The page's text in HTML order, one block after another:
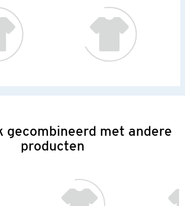
gecombineerd met andere
producten